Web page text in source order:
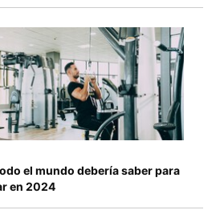
el mundo debería saber para
en 2024